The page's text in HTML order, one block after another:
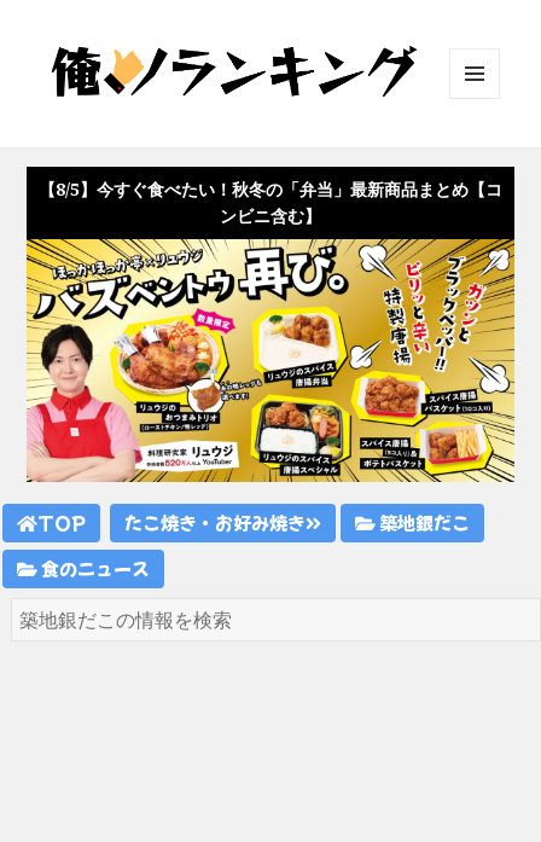
ット
【8/5】今すぐ食べたい！秋冬の「弁当」最新商品まとめ【コ
ンビニ含む】
TOP たこ焼き・お好み焼き
築地銀だこ
食のニュース